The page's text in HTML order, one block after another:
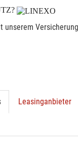
unserem
Leasinganbieter